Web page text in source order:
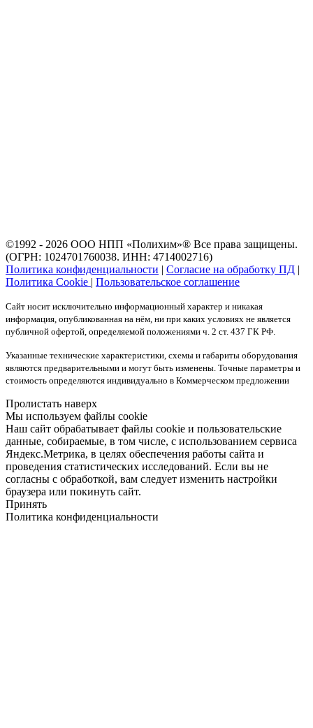
©1992 - 2026 ООО НПП «Полихим»® Все права защищены.
(ОГРН: 1024701760038. ИНН: 4714002716)
Политика конфиденциальности | Согласие на обработку ПД |
Политика Cookie | Пользовательское соглашение
Сайт носит исключительно информационный характер и никакая
информация, опубликованная на нём, ни при каких условиях не является
публичной офертой, определяемой положениями ч. 2 ст. 437 ГК РФ.
Указанные технические характеристики, схемы и габариты оборудования
являются предварительными и могут быть изменены. Точные параметры и
стоимость определяются индивидуально в Коммерческом предложении
Пролистать наверх
Мы используем файлы cookie
Наш сайт обрабатывает файлы cookie и пользовательские
данные, собираемые, в том числе, с использованием сервиса
Яндекс.Метрика, в целях обеспечения работы сайта и
проведения статистических исследований. Если вы не
согласны с обработкой, вам следует изменить настройки
браузера или покинуть сайт.
Принять
Политика конфиденциальности